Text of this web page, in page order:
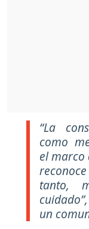
“La
como
el marco
tanto,
un